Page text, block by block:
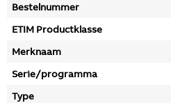
Bestelnummer
ETIM Productklasse
Merknaam
Serie/programma
Type